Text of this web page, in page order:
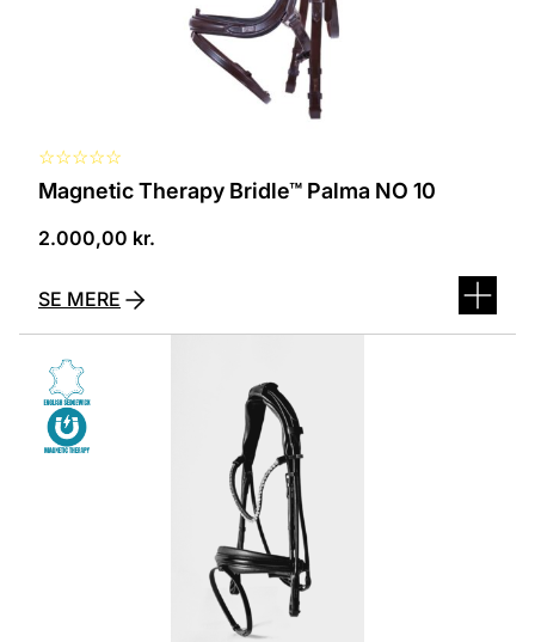
☆☆☆☆☆
Magnetic Therapy Bridle™ Palma NO 10
2.000,00 kr.
SE MERE
vare
har
flere
varianter.
Mulighederne